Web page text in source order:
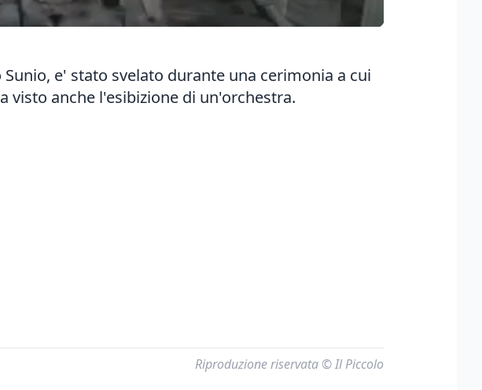
e' stato svelato durante una cerimonia a cui
visto anche l'esibizione di un'orchestra.
Riproduzione riservata © Il Piccolo